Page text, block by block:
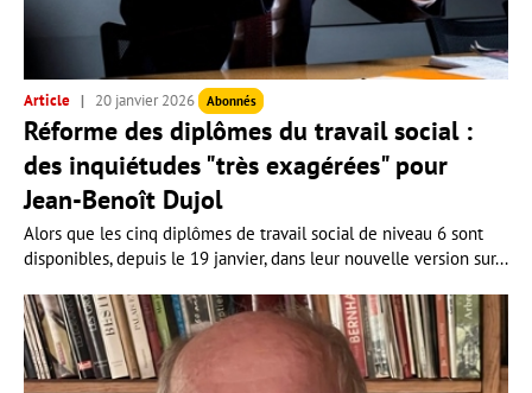
Article 20 janvier 2026 Abonnés
Réforme des diplômes du travail social :
des inquiétudes "très exagérées" pour
Jean-Benoît Dujol
Alors que les cinq diplômes de travail social de niveau 6 sont
disponibles, depuis le 19 janvier, dans leur nouvelle version sur...